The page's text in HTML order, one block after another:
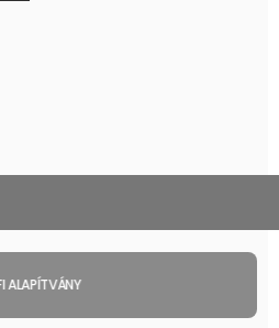
ALAPÍTVÁNY